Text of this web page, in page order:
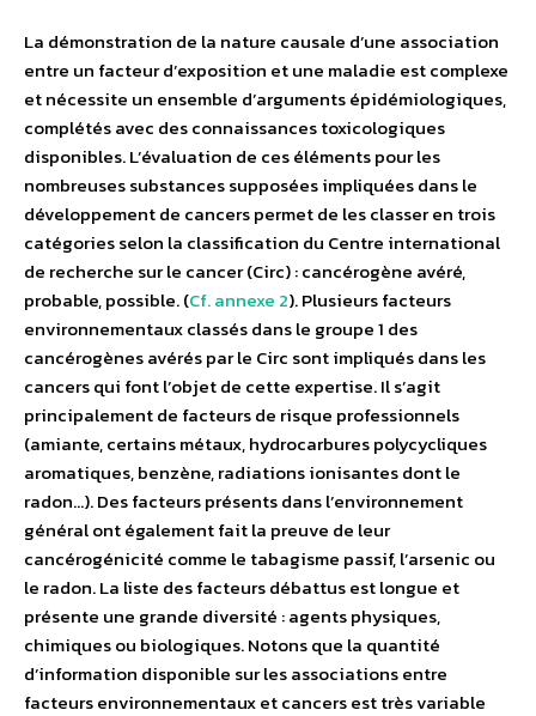
La démonstration de la nature causale d’une association
entre un facteur d’exposition et une maladie est complexe
et nécessite un ensemble d’arguments épidémiologiques,
complétés avec des connaissances toxicologiques
disponibles. L’évaluation de ces éléments pour les
nombreuses substances supposées impliquées dans le
développement de cancers permet de les classer en trois
catégories selon la classification du Centre international
de recherche sur le cancer (Circ) : cancérogène avéré,
probable, possible. (Cf. annexe 2). Plusieurs facteurs
environnementaux classés dans le groupe 1 des
cancérogènes avérés par le Circ sont impliqués dans les
cancers qui font l’objet de cette expertise. Il s’agit
principalement de facteurs de risque professionnels
(amiante, certains métaux, hydrocarbures polycycliques
aromatiques, benzène, radiations ionisantes dont le
radon…). Des facteurs présents dans l’environnement
général ont également fait la preuve de leur
cancérogénicité comme le tabagisme passif, l’arsenic ou
le radon. La liste des facteurs débattus est longue et
présente une grande diversité : agents physiques,
chimiques ou biologiques. Notons que la quantité
d’information disponible sur les associations entre
facteurs environnementaux et cancers est très variable